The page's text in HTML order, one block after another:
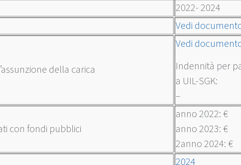
2022- 2024
Vedi
della carica
Vedi
Indennità per
a UIL-SGK:
–
con fondi pubblici
anno 2022: €
anno 2023: €
2anno 2024: €
2024